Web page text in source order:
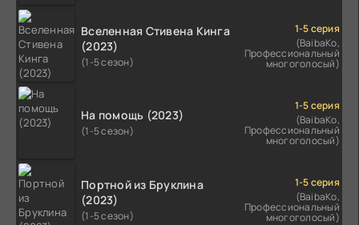
Вселенная Стивена Кинга
(2023)
(1-5 сезон)
1-5 серия
(BaibaKo,
Профессиональный
многоголосый)
На помощь (2023)
(1-5 сезон)
1-5 серия
(BaibaKo,
Профессиональный
многоголосый)
Портной из Бруклина
(2023)
(1-5 сезон)
1-5 серия
(BaibaKo,
Профессиональный
многоголосый)